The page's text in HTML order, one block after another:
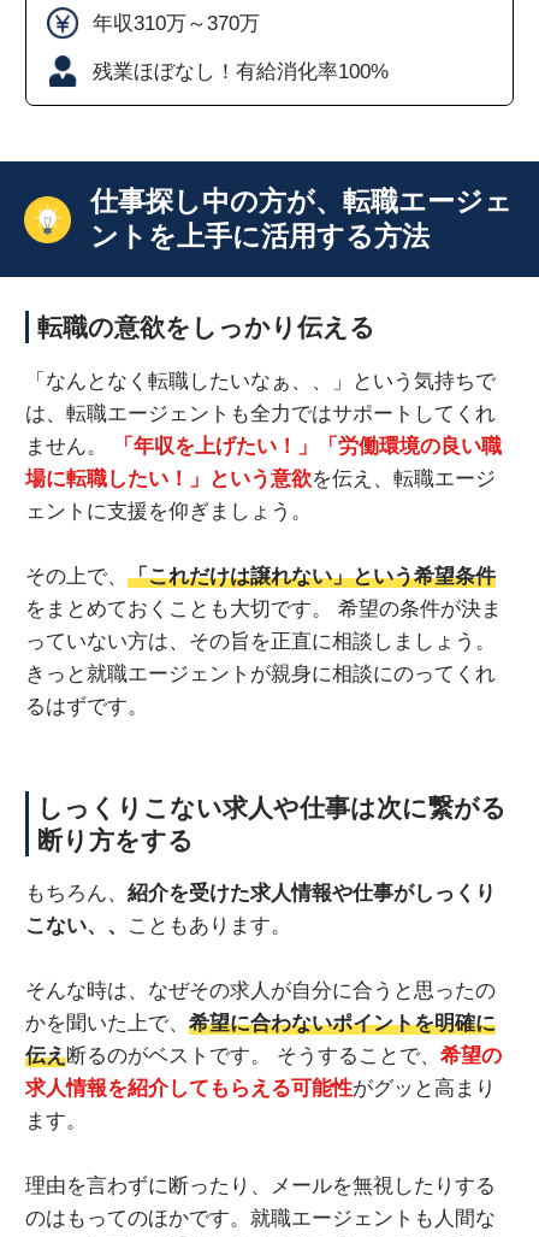
年収310万～370万
残業ほぼなし！有給消化率100%
仕事探し中の方が、転職エージェ
ントを上手に活用する方法
転職の意欲をしっかり伝える
「なんとなく転職したいなぁ、、」という気持ちで
は、転職エージェントも全力ではサポートしてくれ
ません。
「年収を上げたい！」「労働環境の良い職
場に転職したい！」という意欲を伝え、転職エージ
ェントに支援を仰ぎましょう。
その上で、 「これだけは譲れない」という希望条件
をまとめておくことも大切です。 希望の条件が決ま
っていない方は、その旨を正直に相談しましょう。
きっと就職エージェントが親身に相談にのってくれ
るはずです。
しっくりこない求人や仕事は次に繋がる
断り方をする
もちろん、 紹介を受けた求人情報や仕事がしっくり
こない、、
こともあります。
そんな時は、なぜその求人が自分に合うと思ったの
かを聞いた上で、 希望に合わないポイントを明確に
伝え断るのがベストです。 そうすることで、 希望の
求人情報を紹介してもらえる可能性がグッと高まり
ます。
理由を言わずに断ったり、メールを無視したりする
のはもってのほかです。就職エージェントも人間な